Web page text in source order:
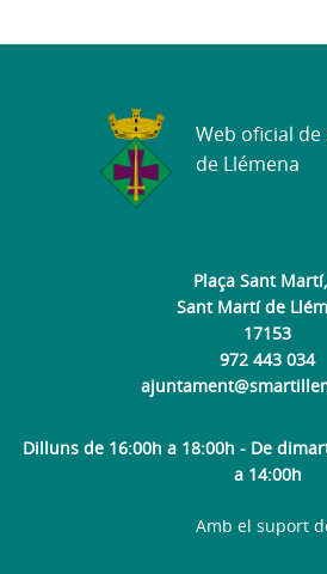
Plaça Sant
Sant Martí de
17153
972 443 034
Dilluns de 16:00h a 18:00h - De
a 14:00h
Web oficial
de Llémena
Amb el suport